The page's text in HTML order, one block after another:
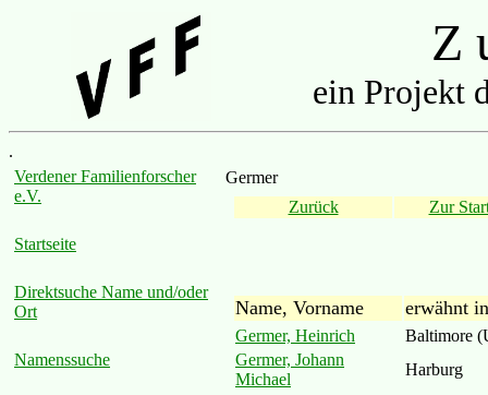
Z
ein Projekt
.
Verdener Familienforscher
e.V.
Startseite
Direktsuche Name und/oder
Ort
Namenssuche
Germer
Zurück
Zur
Name, Vorname erwähnt in
Germer, Heinrich
Baltimore
Germer, Johann
Michael
Harburg